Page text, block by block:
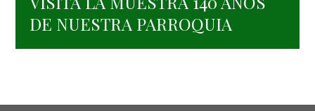
DE NUESTRA PARROQUIA